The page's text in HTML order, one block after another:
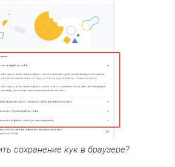
сохранение кук в браузере?